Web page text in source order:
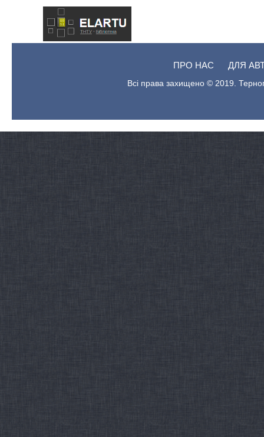
ПРО НАС ДЛЯ
Всі права захищено © 2019.